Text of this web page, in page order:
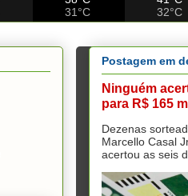
31°C
32°C
Postagem em
Ninguém
para R$ 165
Dezenas
Marcello Casal
acertou as seis